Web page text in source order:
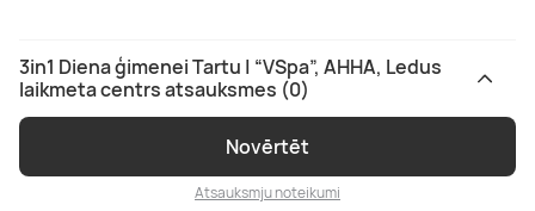
3in1 Diena ģimenei Tartu | “VSpa”, AHHA, Ledus
laikmeta centrs atsauksmes (0)
Novērtēt
Atsauksmju noteikumi